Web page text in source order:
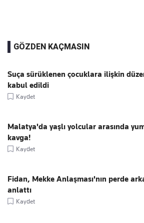
GÖZDEN KAÇMASIN
Suça sürüklenen çocuklara ilişkin
kabul edildi
Kaydet
Malatya'da yaşlı yolcular arasında
kavga!
Kaydet
Fidan, Mekke Anlaşması'nın perde
anlattı
Kaydet